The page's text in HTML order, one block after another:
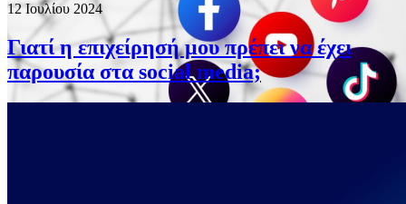
12 Ιουλίου 2024
Γιατί η επιχείρησή μου πρέπει να έχει
παρουσία στα social media;